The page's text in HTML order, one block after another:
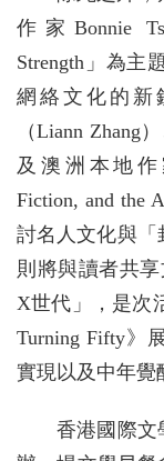
作家Bonnie
Strength」為主
網絡文化的新
（Liann Zhang
及澳洲本地作
Fiction, and the
討名人文化與「
則將與讀者共
X世代」，是次
Turning Fifty》
實現以及中年覺
香港國際文